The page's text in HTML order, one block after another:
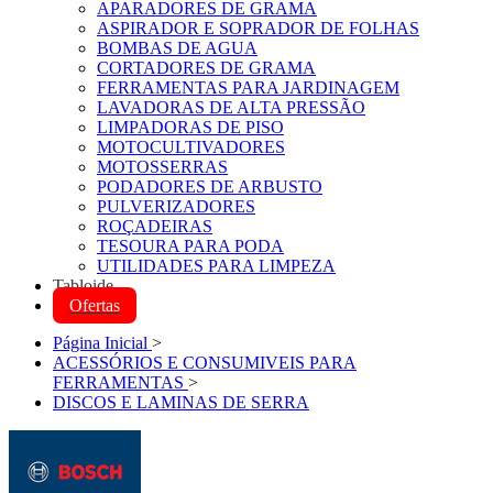
APARADORES DE GRAMA
ASPIRADOR E SOPRADOR DE FOLHAS
BOMBAS DE AGUA
CORTADORES DE GRAMA
FERRAMENTAS PARA JARDINAGEM
LAVADORAS DE ALTA PRESSÃO
LIMPADORAS DE PISO
MOTOCULTIVADORES
MOTOSSERRAS
PODADORES DE ARBUSTO
PULVERIZADORES
ROÇADEIRAS
TESOURA PARA PODA
UTILIDADES PARA LIMPEZA
Tabloide
Ofertas
Página Inicial >
ACESSÓRIOS E CONSUMIVEIS PARA
FERRAMENTAS >
DISCOS E LAMINAS DE SERRA